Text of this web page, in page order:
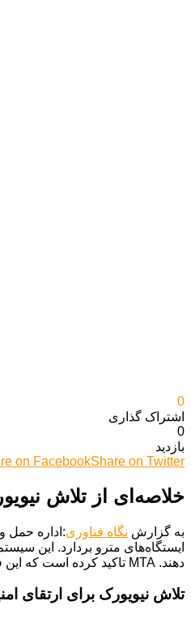
0
اشتراک گذاری‌
0
بازدید
on FacebookShare on Twitter
خلاصه‌ای از تلاش
به گزارش نگاه فناوری
ایستگاه‌های مترو بردارد. این
دهند. MTA تاکید کرده است که این فناوری بر شناسایی رفتارها متمرکز است و از تشخیص چهره استفاده نخواهد کرد.
تلاش نیویورک برای ارتقای